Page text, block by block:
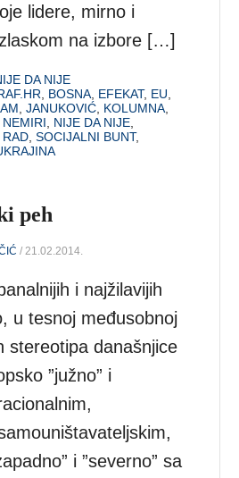
lidere, mirno i
na izbore […]
DA NIJE
BOSNA EFEKAT, EU
,JANUKOVIĆ KOLUMNA
NEMIRI NIJE DA NIJE
RAD ,SOCIJALNI BUNT,
peh
/ 21.02.2014.
i najžilavijih
u tesnoj međusobnoj
stereotipa današnjice
”južno” i
i ”severno” sa